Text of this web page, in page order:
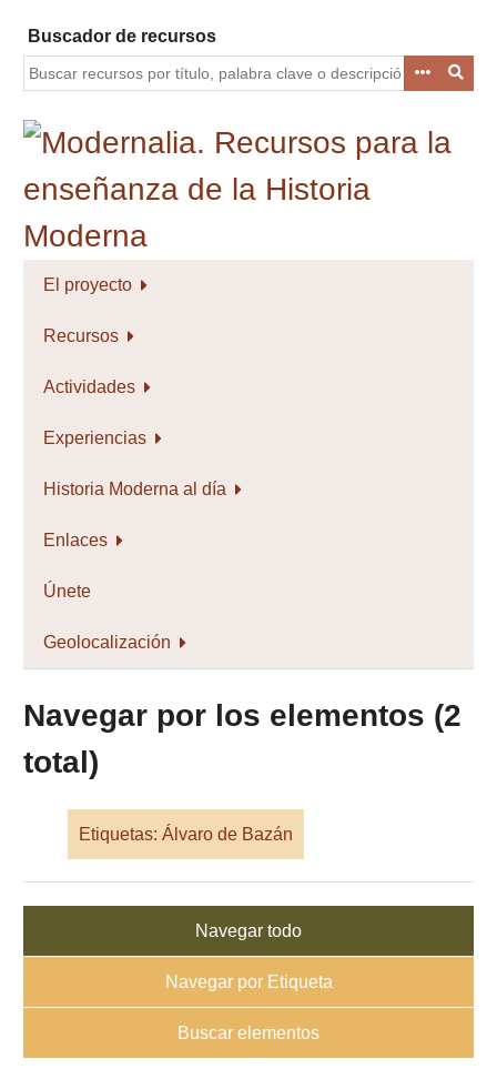
contenido
principal
Buscador de recursos
El proyecto
Recursos
Actividades
Experiencias
Historia Moderna al día
Enlaces
Únete
Geolocalización
Navegar por los elementos (2
total)
Etiquetas: Álvaro de Bazán
Navegar todo
Navegar por Etiqueta
Buscar elementos